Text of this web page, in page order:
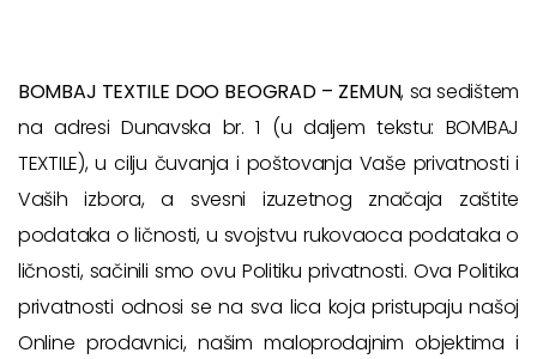
BOMBAJ TEXTILE DOO BEOGRAD – ZEMUN, sa sedištem
na adresi Dunavska br. 1 (u daljem tekstu: BOMBAJ
TEXTILE), u cilju čuvanja i poštovanja Vaše privatnosti i
Vaših izbora, a svesni izuzetnog značaja zaštite
podataka o ličnosti, u svojstvu rukovaoca podataka o
ličnosti, sačinili smo ovu Politiku privatnosti. Ova Politika
privatnosti odnosi se na sva lica koja pristupaju našoj
Online prodavnici, našim maloprodajnim objektima i